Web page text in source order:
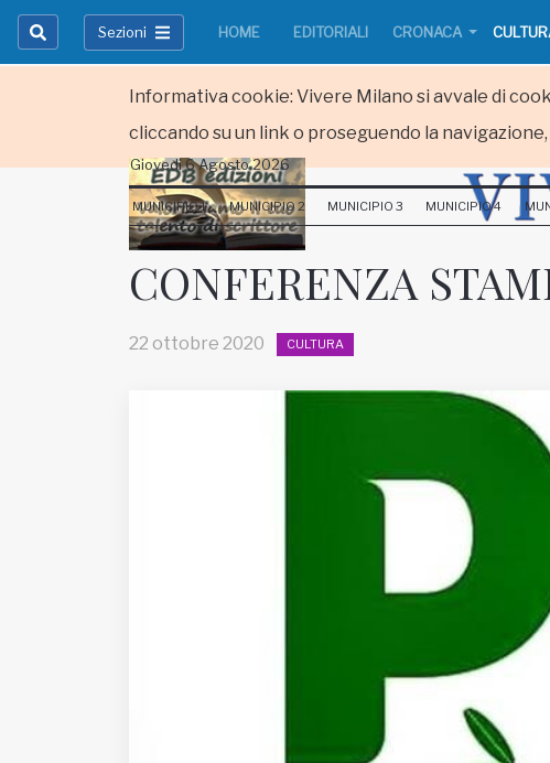
Informativa cookie: Vivere Milano si avvale di
cliccando su un link o proseguendo la
Sezioni HOME EDITORIALI CRONACA
Inviateci le vostre segnalazioni
Giovedi 6 Agosto 2026
MUNICIPIO 1 MUNICIPIO 2 MUNICIPIO 3 MUNICIPIO 4
CONFERENZA
22 ottobre 2020 CULTURA